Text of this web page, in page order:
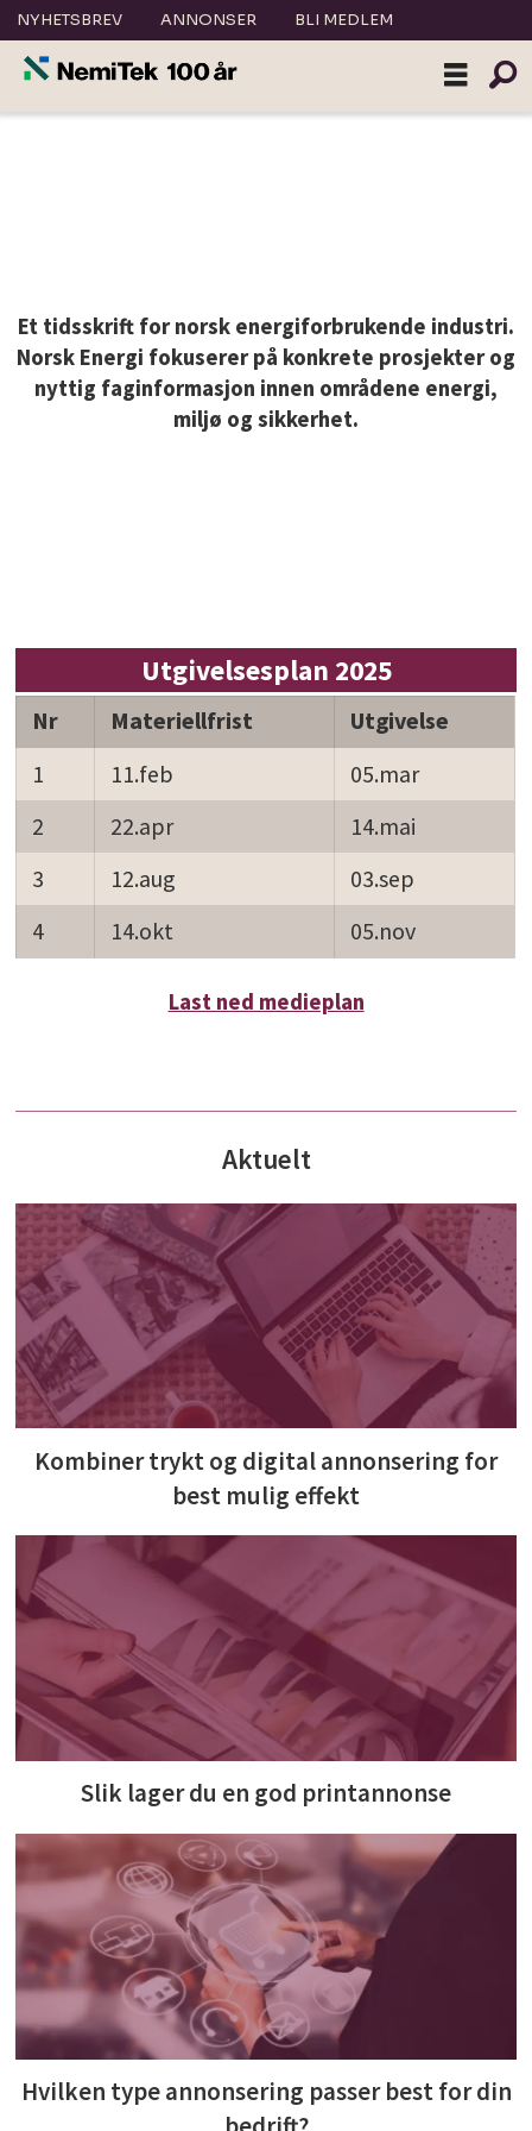
NYHETSBREV ANNONSER BLI MEDLEM
Energi
nemitek.no
Et tidsskrift for norsk energiforbrukende industri.
Norsk Energi fokuserer på konkrete prosjekter og
nyttig faginformasjon innen områdene energi,
miljø og sikkerhet.
Utgivelsesplan 2025
Nr Materiellfrist
Utgivelse
1
11.feb
05.mar
2
22.apr
14.mai
3
12.aug
03.sep
4
14.okt 05.nov
Last ned medieplan
Aktuelt
Kombiner trykt og digital annonsering for
best mulig effekt
Slik lager du en god printannonse
Hvilken type annonsering passer best for din